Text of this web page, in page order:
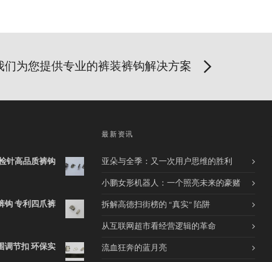
们为您提供专业的裤装裤钩解决方案
针高品质裤钩
钩 专利四爪裤
调节扣 环保实
最新资讯
亚朵与全季：又一次用户思维的胜利
小鹏女形机器人：一个照亮未来的豪赌
拆解高德扫街榜的 “真实” 陷阱
从互联网超市看经营逻辑的革命
流血狂奔的蓝月亮